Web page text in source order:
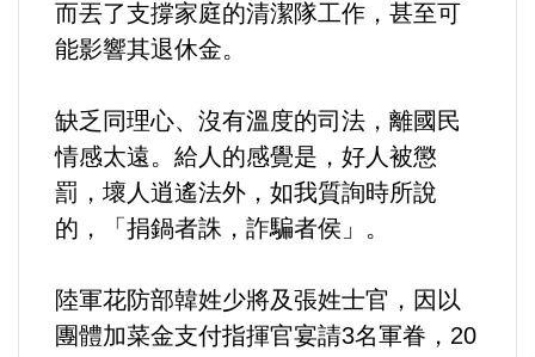
而丟了支撐家庭的清潔隊工作，甚至可
能影響其退休金。
缺乏同理心、沒有溫度的司法，離國民
情感太遠。給人的感覺是，好人被懲
罰，壞人逍遙法外，如我質詢時所說
的，「捐鍋者誅，詐騙者侯」。
陸軍花防部韓姓少將及張姓士官，因以
團體加菜金支付指揮官宴請3名軍眷，20